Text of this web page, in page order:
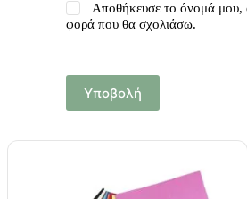
Αποθήκευσε το όνομά μου,
φορά που θα σχολιάσω.
Υποβολή